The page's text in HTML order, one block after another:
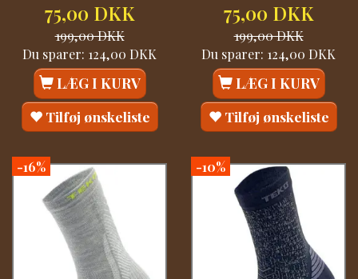
75,00 DKK
199,00 DKK
Du sparer: 124,00 DKK
LÆG I KURV
Tilføj ønskeliste
75,00 DKK
199,00 DKK
Du sparer: 124,00 DKK
LÆG I KURV
Tilføj ønskeliste
-16% -10%